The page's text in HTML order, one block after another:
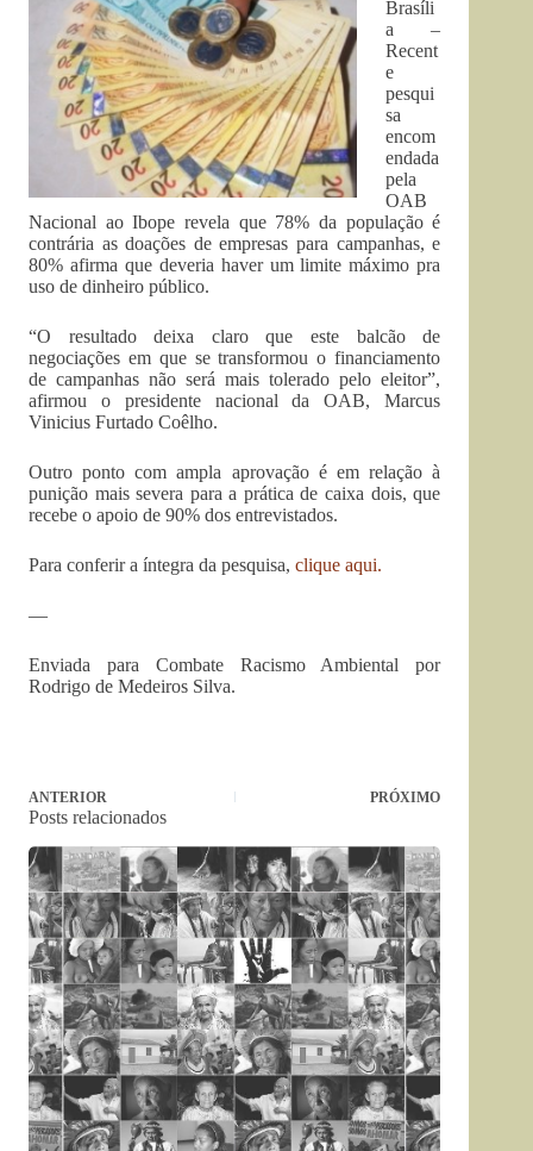
Brasíli
a –
Recent
e
pesqui
sa
encom
endada
pela
OAB
Nacional ao Ibope revela que 78% da população é
contrária as doações de empresas para campanhas, e
80% afirma que deveria haver um limite máximo pra
uso de dinheiro público.
“O resultado deixa claro que este balcão de
negociações em que se transformou o financiamento
de campanhas não será mais tolerado pelo eleitor”,
afirmou o presidente nacional da OAB, Marcus
Vinicius Furtado Coêlho.
Outro ponto com ampla aprovação é em relação à
punição mais severa para a prática de caixa dois, que
recebe o apoio de 90% dos entrevistados.
Para conferir a íntegra da pesquisa, clique aqui.
—
Enviada para Combate Racismo Ambiental por
Rodrigo de Medeiros Silva.
ANTERIOR PRÓXIMO
Posts relacionados